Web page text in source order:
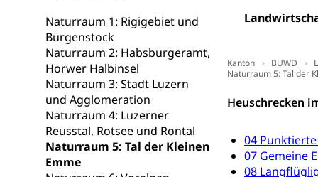
Naturraum 1: Rigigebiet und
Bürgenstock
Naturraum 2: Habsburgeramt,
Horwer Halbinsel
Naturraum 3: Stadt Luzern
und Agglomeration
Naturraum 4: Luzerner
Reusstal, Rotsee und Rontal
Naturraum 5: Tal der Kleinen
Emme
Kanton BUWD
Naturraum 5: Tal der
Heuschrecken
04
07 Gemeine
08
Vorschule
Frühe
Gesundheit und